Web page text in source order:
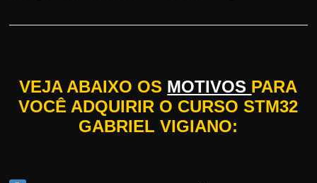
VEJA ABAIXO OS MOTIVOS PARA
VOCÊ ADQUIRIR O CURSO STM32
GABRIEL VIGIANO: